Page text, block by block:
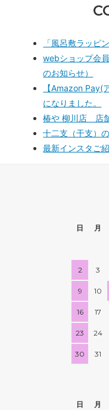
「風呂敷ラッピ
webショップ会
のお知らせ）
【Amazon Pay(
になりました。
椿や 柳川店 店
十二支（干支）
最新インスタご
日 月
2 3
9 10
16 17
23 24
30 31
日 月